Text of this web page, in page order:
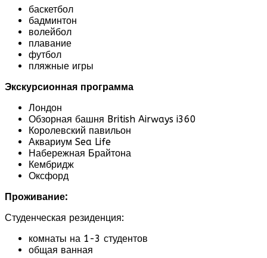
баскетбол
бадминтон
волейбол
плавание
футбол
пляжные игры
Экскурсионная программа
Лондон
Обзорная башня British Airways i360
Королевский павильон
Аквариум Sea Life
Набережная Брайтона
Кембридж
Оксфорд
Проживание:
Студенческая резиденция:
комнаты на 1-3 студентов
общая ванная